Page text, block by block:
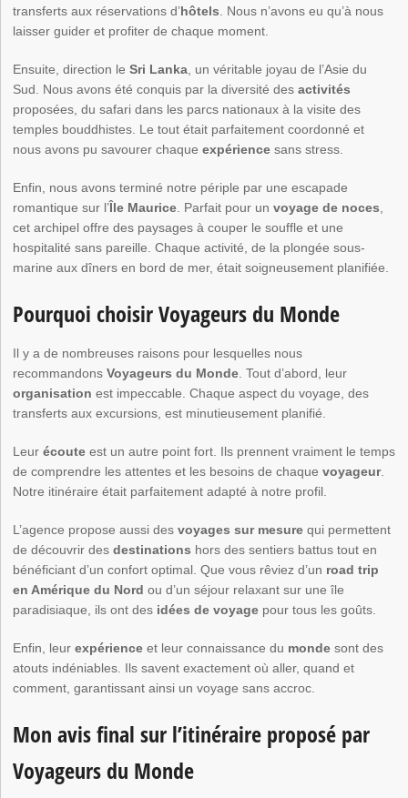
transferts aux réservations d’hôtels. Nous n’avons eu qu’à nous
laisser guider et profiter de chaque moment.
Ensuite, direction leSri Lanka, un véritable joyau de l’Asie du
Sud. Nous avons été conquis par la diversité desactivités
proposées, du safari dans les parcs nationaux à la visite des
temples bouddhistes. Le tout était parfaitement coordonné et
nous avons pu savourer chaqueexpérience sans stress.
Enfin, nous avons terminé notre périple par une escapade
romantique sur l’Île Maurice. Parfait pour unvoyage de noces,
cet archipel offre des paysages à couper le souffle et une
hospitalité sans pareille. Chaque activité, de la plongée sous-
marine aux dîners en bord de mer, était soigneusement planifiée.
Pourquoi choisir Voyageurs du Monde
Il y a de nombreuses raisons pour lesquelles nous
recommandonsVoyageurs du Monde. Tout d’abord, leur
organisation est impeccable. Chaque aspect du voyage, des
transferts aux excursions, est minutieusement planifié.
Leurécoute est un autre point fort. Ils prennent vraiment le temps
de comprendre les attentes et les besoins de chaquevoyageur.
Notre itinéraire était parfaitement adapté à notre profil.
L’agence propose aussi desvoyages sur mesure qui permettent
de découvrir desdestinations hors des sentiers battus tout en
bénéficiant d’un confort optimal. Que vous rêviez d’un road trip
en Amérique du Nord ou d’un séjour relaxant sur une île
paradisiaque, ils ont des idées de voyage pour tous les goûts.
Enfin, leurexpérience et leur connaissance du monde sont des
atouts indéniables. Ils savent exactement où aller, quand et
comment, garantissant ainsi un voyage sans accroc.
Mon avis final sur l’itinéraire proposé par
Voyageurs du Monde